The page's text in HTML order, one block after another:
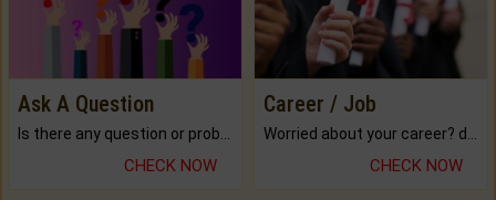
Ask A Question
CHECK NOW
Career / Job
CHECK NOW